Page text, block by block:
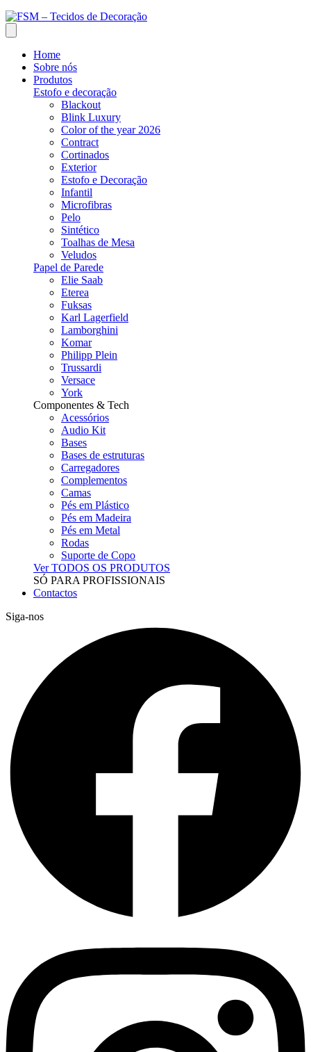
Home
Sobre nós
Produtos
Estofo e decoração
Blackout
Blink Luxury
Color of the year 2026
Contract
Cortinados
Exterior
Estofo e Decoração
Infantil
Microfibras
Pelo
Sintético
Toalhas de Mesa
Veludos
Papel de Parede
Elie Saab
Eterea
Fuksas
Karl Lagerfield
Lamborghini
Komar
Philipp Plein
Trussardi
Versace
York
Componentes & Tech
Acessórios
Audio Kit
Bases
Bases de estruturas
Carregadores
Complementos
Camas
Pés em Plástico
Pés em Madeira
Pés em Metal
Rodas
Suporte de Copo
Ver TODOS OS PRODUTOS
SÓ PARA PROFISSIONAIS
Contactos
Siga-nos